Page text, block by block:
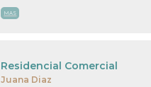
MAS
Juana Diaz
Residencial Comercial